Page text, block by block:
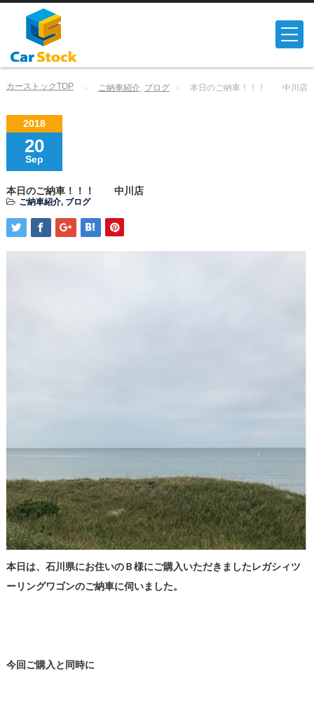
カーストックTOP ご納車紹介 ブログ 本日のご納車！！！ 中川店
2018
20
Sep
本日のご納車！！！ 中川店
ご納車紹介, ブログ
本日は、石川県にお住いのＢ様にご購入いただきましたレガシィツ
ーリングワゴンのご納車に伺いました。
今回ご購入と同時に